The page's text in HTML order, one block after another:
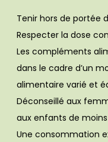
Tenir hors de portée
Respecter la dose
Les compléments
dans le cadre d’un
alimentaire varié et
Déconseillé aux
aux enfants de
Une consommation